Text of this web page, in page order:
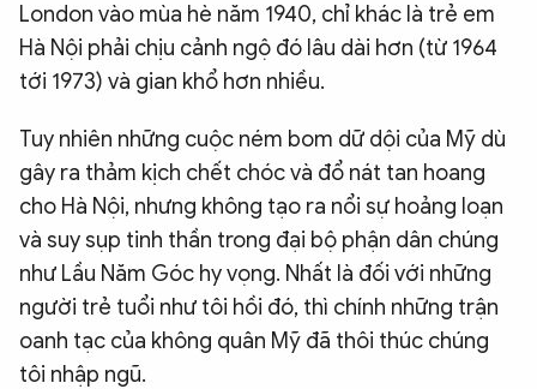
London vào mùa hè năm 1940, chỉ khác là trẻ em
Hà Nội phải chịu cảnh ngộ đó lâu dài hơn (từ 1964
tới 1973) và gian khổ hơn nhiều.
Tuy nhiên những cuộc ném bom dữ dội của Mỹ dù
gây ra thảm kịch chết chóc và đổ nát tan hoang
cho Hà Nội, nhưng không tạo ra nổi sự hoảng loạn
và suy sụp tinh thần trong đại bộ phận dân chúng
như Lầu Năm Góc hy vọng. Nhất là đối với những
người trẻ tuổi như tôi hồi đó, thì chính những trận
oanh tạc của không quân Mỹ đã thôi thúc chúng
tôi nhập ngũ.